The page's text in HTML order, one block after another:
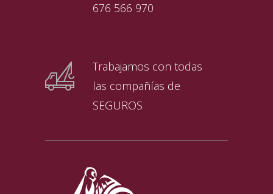
676 566 970
Trabajamos con todas
las compañías de
SEGUROS